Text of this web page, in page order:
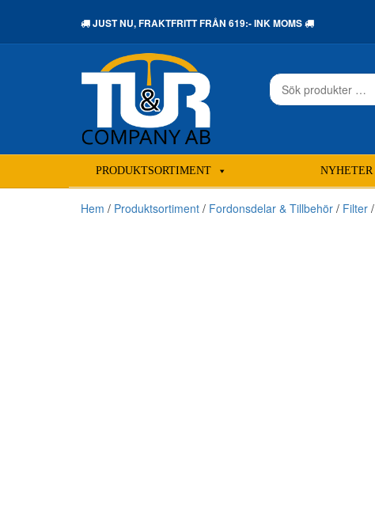
JUST NU,FRAKTFRITTFRÅN 619:- INK MOMS
Sök
efter:
PRODUKTSORTIMENT NYHETER
Hem / Produktsortiment / Fordonsdelar & Tillbehör / Filter /